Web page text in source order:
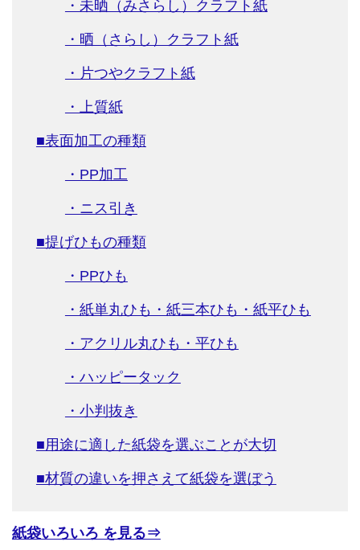
・未晒（みさらし）クラフト紙
・晒（さらし）クラフト紙
・片つやクラフト紙
・上質紙
■表面加工の種類
・PP加工
・ニス引き
■提げひもの種類
・PPひも
・紙単丸ひも・紙三本ひも・紙平ひも
・アクリル丸ひも・平ひも
・ハッピータック
・小判抜き
■用途に適した紙袋を選ぶことが大切
■材質の違いを押さえて紙袋を選ぼう
紙袋いろいろ を見る⇒